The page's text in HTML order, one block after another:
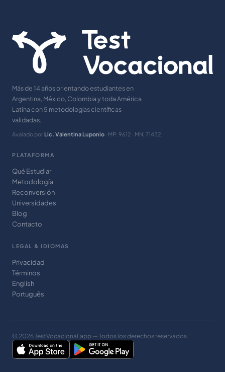
Más de 14 años orientando estudiantes en
Argentina, México, Colombia y toda América
Latina con 5 metodologías científicas
validadas.
Avalado por Lic. Valentina Luponio · MP: 9612 · MN: 71432
PLATAFORMA
Qué Estudiar
Metodología
Reconversión
Universidades
Blog
Contacto
LEGAL & IDIOMAS
Privacidad
Términos
English
Português
© 2026 TestVocacional.app — Todos los derechos reservados.